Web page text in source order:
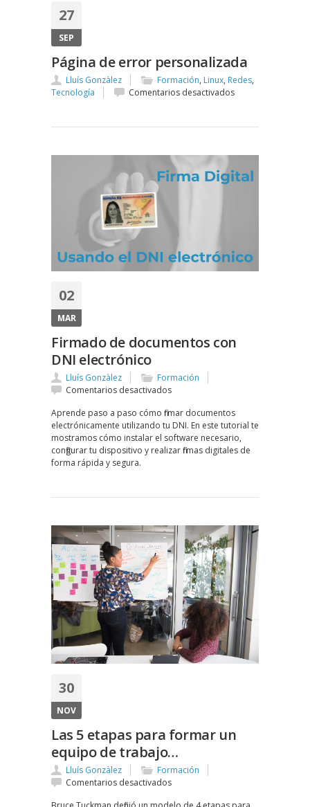
27
SEP
Página de error personalizada
Lluís Gonzàlez Formación, Linux, Redes,
Tecnología
Comentarios desactivadosen
error
02
MAR
Firmado de documentos con
DNI electrónico
Lluís Gonzàlez
Formación
Comentarios desactivadosen
de
documentos
con
DNI
Aprende paso a paso cómo firmar documentos
electrónicamente utilizando tu DNI. En este tutorial te
mostramos cómo instalar el software necesario,
configurar tu dispositivo y realizar firmas digitales de
forma rápida y segura.
30
NOV
Las 5 etapas para formar un
equipo de trabajo…
Lluís Gonzàlez
Formación
Comentarios desactivadosen